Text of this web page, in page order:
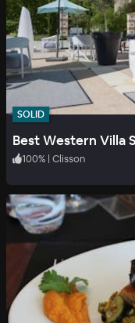
SOLID
Best Western Villa
100% | Clisson